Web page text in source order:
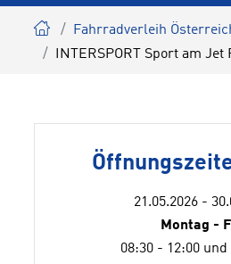
Fahrradverleih
INTERSPORT Sport am
21.05.2026 -
Montag -
08:30 - 12:00